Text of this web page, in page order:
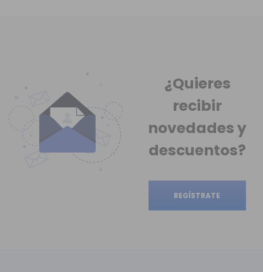
¿Quieres
recibir
novedadesy
descuentos?
REGÍSTRATE